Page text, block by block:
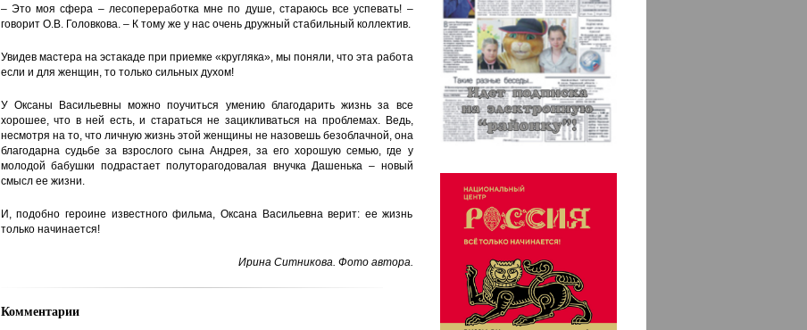
– Это моя сфера – лесопереработка мне по душе, стараюсь все успевать! –
говорит О.В. Головкова. – К тому же у нас очень дружный стабильный коллектив.
Увидев мастера на эстакаде при приемке «кругляка», мы поняли, что эта работа
если и для женщин, то только сильных духом!
У Оксаны Васильевны можно поучиться умению благодарить жизнь за все
хорошее, что в ней есть, и стараться не зацикливаться на проблемах. Ведь,
несмотря на то, что личную жизнь этой женщины не назовешь безоблачной, она
благодарна судьбе за взрослого сына Андрея, за его хорошую семью, где у
молодой бабушки подрастает полуторагодовалая внучка Дашенька – новый
смысл ее жизни.
И, подобно героине известного фильма, Оксана Васильевна верит: ее жизнь
только начинается!
Ирина Ситникова. Фото автора.
Комментарии